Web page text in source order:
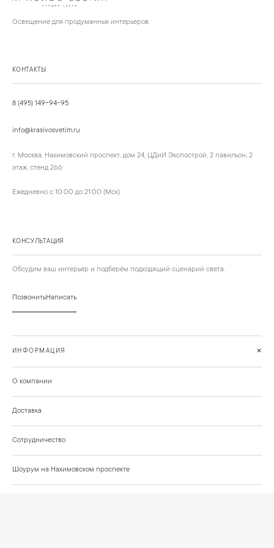
Освещение для продуманных интерьеров.
КОНТАКТЫ
8 (495) 149-94-95
info@krasivosvetim.ru
г. Москва, Нахимовский проспект, дом 24, ЦДиИ Экспострой, 2 павильон, 2
этаж, стенд 266
Ежедневно с 10:00 до 21:00 (Мск)
КОНСУЛЬТАЦИЯ
Обсудим ваш интерьер и подберём подходящий сценарий света.
ПозвонитьНаписать
ИНФОРМАЦИЯ +
О компании
Доставка
Сотрудничество
Шоурум на Нахимовском проспекте